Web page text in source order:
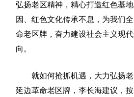
弘扬老区精神，精心打造红色基
因、红色文化传承不息，为我们
命老区牌，奋力建设社会主义现
向。
就如何抢抓机遇，大力弘扬老
延边革命老区牌，李长海建议，